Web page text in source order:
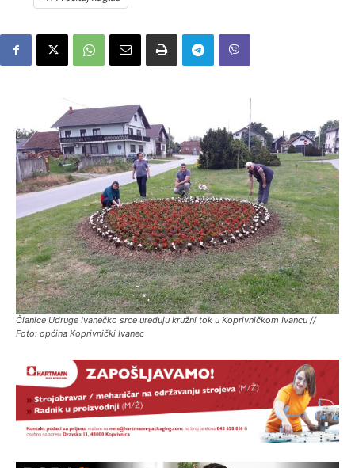
Članice Udruge Ivanečko srce uređuju kružni tok u Koprivničkom Ivancu //
Foto: općina Koprivnički Ivanec